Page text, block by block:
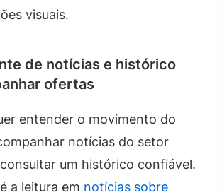
visuais.
de notícias e histórico
ofertas
entender o movimento do
notícias do setor
um histórico confiável.
a leitura em notícias sobre